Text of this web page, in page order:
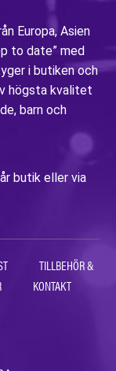
Europa, Asien
to date” med
i butiken och
högsta kvalitet
barn och
butik eller via
TILLBEHÖR &
KONTAKT